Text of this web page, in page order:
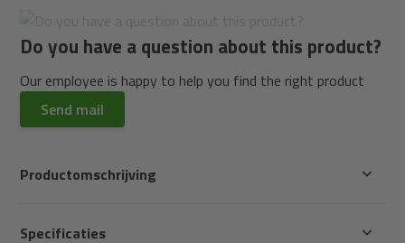
Do you have a question about this product?
Our employee is happy to help you find the right product
Send mail
Productomschrijving
Specificaties